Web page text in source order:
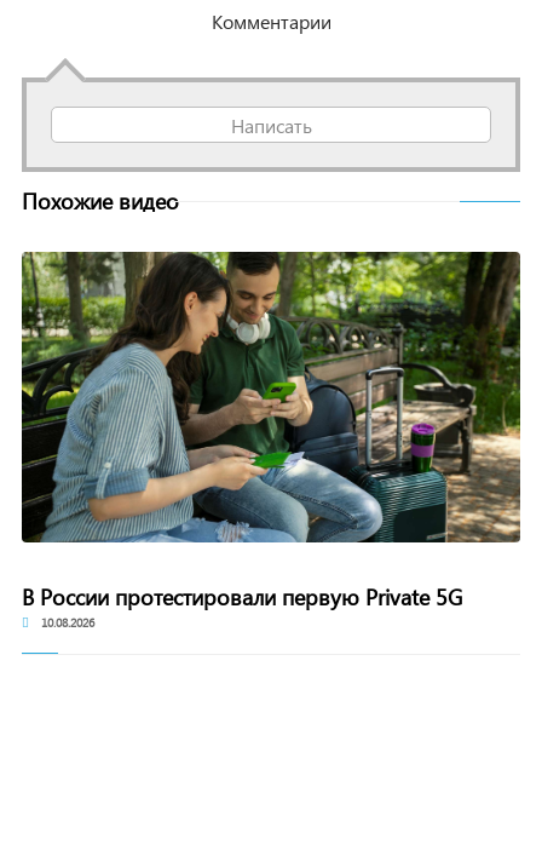
Комментарии
Написать
Похожие видео
В России протестировали первую Private 5G
10.08.2026